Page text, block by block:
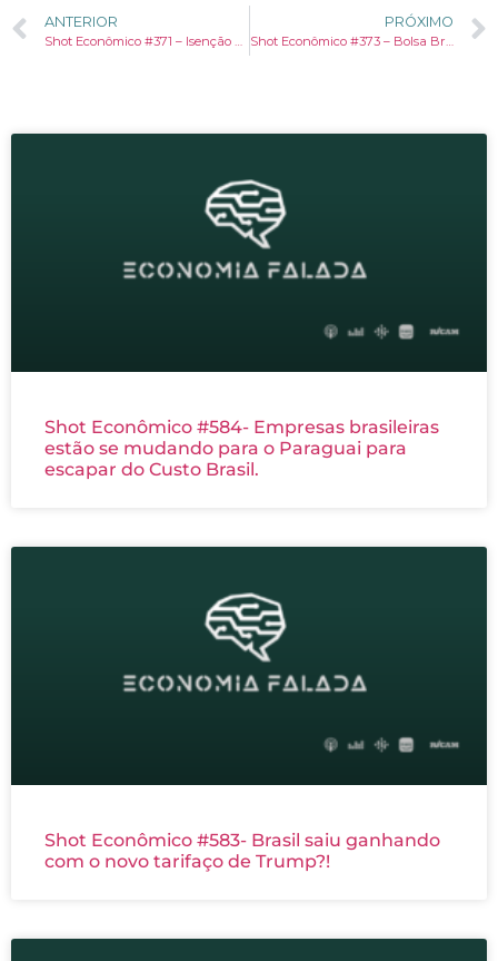
ANTERIOR PRÓXIMO
Shot Econômico #584- Empresas brasileiras
estão se mudando para o Paraguai para
escapar do Custo Brasil.
Shot Econômico #583- Brasil saiu ganhando
com o novo tarifaço de Trump?!